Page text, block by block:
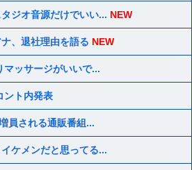
ジオ音源だけでいい... NEW
、退社理由を語る NEW
マッサージがいいで...
ント内発表
員される通販番組...
ケメンだと思ってる...